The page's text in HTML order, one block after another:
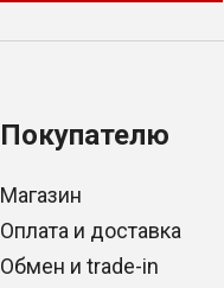
Покупателю
Магазин
Оплата и доставка
Обмен и trade-in